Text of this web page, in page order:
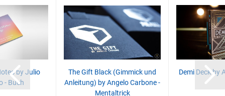
by Julio
- Buch
The Gift Black (Gimmick und
Anleitung) by Angelo Carbone -
Mentaltrick
Demi Deck by